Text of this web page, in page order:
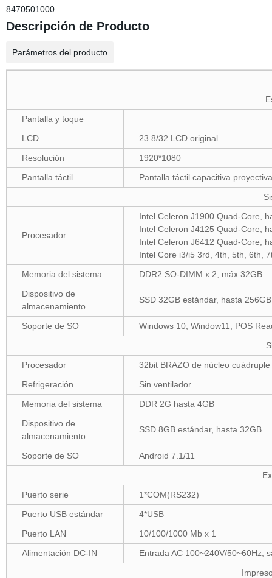
8470501000
Descripción de Producto
Parámetros del producto
Pantalla y toque
LCD
23.8/32 LCD original
Resolución
1920*1080
Pantalla táctil
Pantalla táctil capacitiva proyectiva
Procesador
Intel Celeron J1900 Quad-Core,
Intel Celeron J4125 Quad-Core,
Intel Celeron J6412 Quad-Core,
Intel Core i3/i5 3rd, 4th, 5th, 6th,
Memoria del sistema
DDR2 SO-DIMM x 2, máx 32GB
Dispositivo de
almacenamiento
SSD 32GB estándar, hasta 256GB
Soporte de SO
Windows 10, Window11, POS
Procesador
32bit BRAZO de núcleo
Refrigeración
Sin ventilador
Memoria del sistema
DDR 2G hasta 4GB
Dispositivo de
almacenamiento
SSD 8GB estándar, hasta 32GB
Soporte de SO
Android 7.1/11
Puerto serie
1*COM(RS232)
Puerto USB estándar
4*USB
Puerto LAN
10/100/1000 Mb x 1
Alimentación DC-IN
Entrada AC 100~240V/50~60Hz,